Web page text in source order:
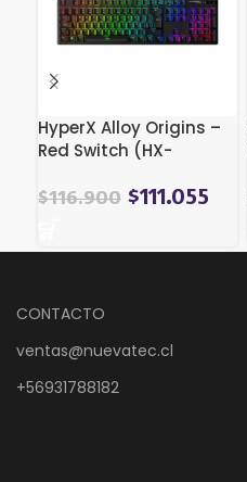
HyperX Alloy Origins –
Red Switch (HX-
$116.900 $111.055
CONTACTO
ventas@nuevatec.cl
+56931788182